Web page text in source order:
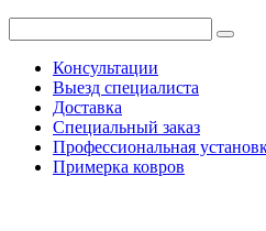
Консультации
Выезд специалиста
Доставка
Специальный заказ
Профессиональная
Примерка ковров